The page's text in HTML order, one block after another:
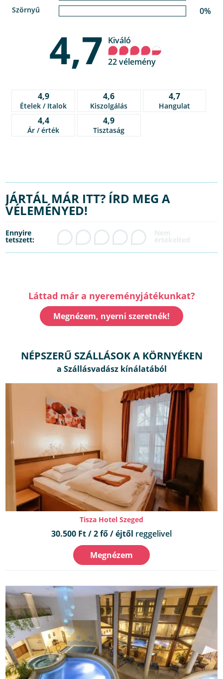
Szörnyű 0%
4,7 Kiváló
22 vélemény
4,9
Ételek / Italok
4,6
Kiszolgálás
4,7
Hangulat
4,4
Ár / érték
4,9
Tisztaság
JÁRTÁL MÁR ITT? ÍRD MEG A
VÉLEMÉNYED!
Ennyire
tetszett:
Láttad már a nyereményjátékunkat?
Megnézem, nyerni szeretnék!
NÉPSZERŰ SZÁLLÁSOK A KÖRNYÉKEN
Tisza Hotel Szeged
30.500 Ft / 2 fő / éjtől reggelivel
Megnézem